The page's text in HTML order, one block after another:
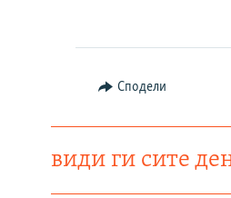
Сподели
види ги сите